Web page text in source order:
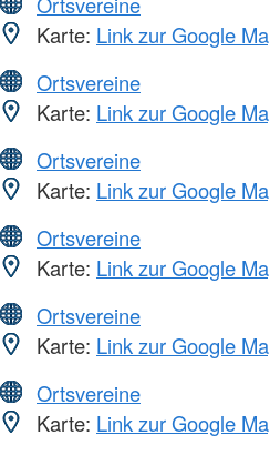
Karte: Link zur Google
Ortsvereine
Karte: Link zur Google
Ortsvereine
Karte: Link zur Google
Ortsvereine
Karte: Link zur Google
Ortsvereine
Karte: Link zur Google
Ortsvereine
Karte: Link zur Google